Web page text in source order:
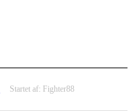
Startet af: Fighter88